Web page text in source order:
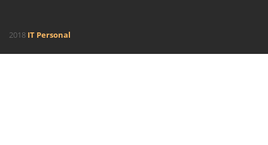
2018 IT Personal